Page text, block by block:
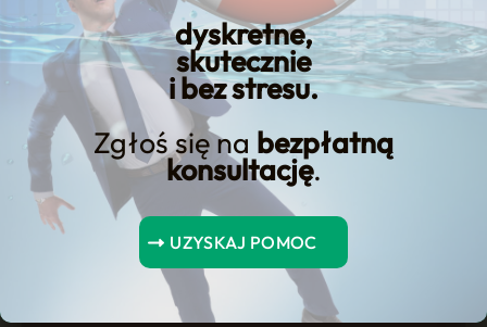
dyskretne,
skutecznie
i bez stresu.
Zgłoś się na bezpłatną
konsultację.
UZYSKAJ POMOC
KREDYT123.PL – OFERTA SPRZEDAŻOWA
Jak Wybrać Najlepszy
Kredyt Gotówkowy w
Jakim Banku?
jak wybrać najlepszy kredyt gotówkowy
w jakim banku? to usługa, którą
prowadzimy w modelu nastawionym na
wynik: diagnoza sytuacji, dobór